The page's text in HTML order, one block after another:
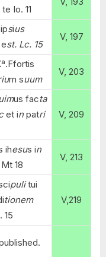
Io. 11
sius
st. Lc. 15
V, 197
m suum
V, 203
us facta
et in patri
V, 209
ihesus in
18
V, 213
pulitui
tionem
15
V,219